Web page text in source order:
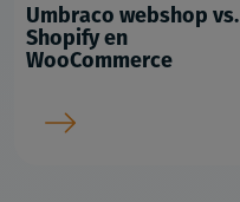
Umbraco webshop vs.
Shopify en
WooCommerce